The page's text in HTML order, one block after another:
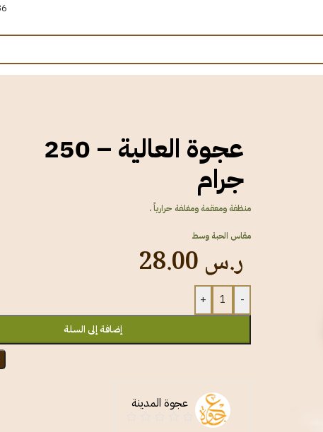
عجوة العالية – 250
جرام
منظفة ومعقمة ومغلفة حرارياً .
مقاس الحبة وسط
ر.س
-
+
إضافة إلى السلة
عجوة المدينة